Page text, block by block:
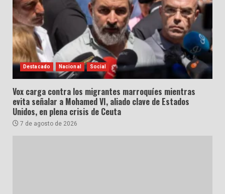
Destacado Nacional Social
Vox carga contra los migrantes marroquíes mientras
evita señalar a Mohamed VI, aliado clave de Estados
Unidos, en plena crisis de Ceuta
7 de agosto de 2026